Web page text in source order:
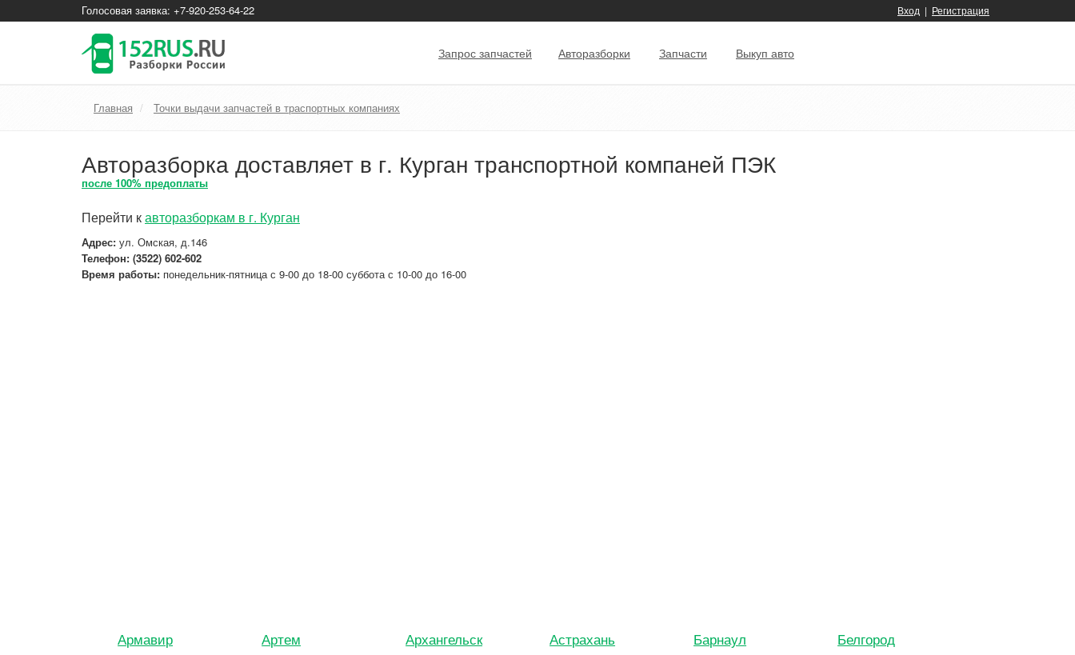
Голосовая заявка: +7-920-253-64-22 Вход | Регистрация
Запрос запчастей Авторазборки Запчасти Выкуп авто
Главная Точки выдачи запчастей в траспортных компаниях
Авторазборка доставляет в г. Курган транспортной компаней ПЭК
после 100% предоплаты
Перейти кавторазборкам в г. Курган
Адрес: ул. Омская, д.146
Телефон: (3522) 602-602
Время работы: понедельник-пятница с 9-00 до 18-00 суббота с 10-00 до 16-00
Армавир Артем Архангельск Астрахань Барнаул
Белгород